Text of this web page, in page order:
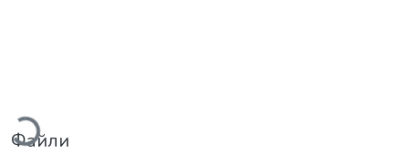
Вантажиться...
Файли